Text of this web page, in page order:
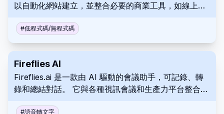
以自動化網站建立，並整合必要的商業工具，如線上排
和發展其線上形象。
#低程式碼/無程式碼
Fireflies AI
Fireflies.ai 是一款由 AI 驅動的會議助手，可記錄、轉
錄和總結對話。 它與各種視訊會議和生產力平台整合，
#語音轉文字